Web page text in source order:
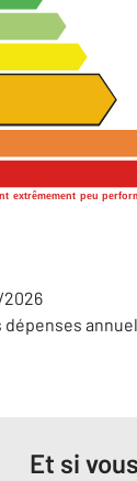
extrêmement peu
2026
Et si